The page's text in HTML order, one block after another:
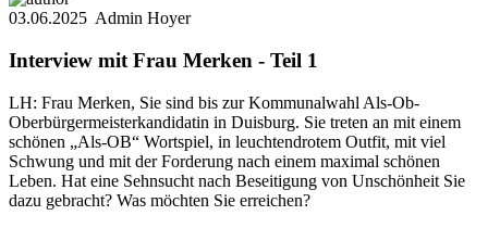
03.06.2025 Admin Hoyer
Interview mit Frau Merken - Teil 1
LH: Frau Merken, Sie sind bis zur Kommunalwahl Als-Ob-
Oberbürgermeisterkandidatin in Duisburg. Sie treten an mit einem
schönen „Als-OB“ Wortspiel, in leuchtendrotem Outfit, mit viel
Schwung und mit der Forderung nach einem maximal schönen
Leben. Hat eine Sehnsucht nach Beseitigung von Unschönheit Sie
dazu gebracht? Was möchten Sie erreichen?